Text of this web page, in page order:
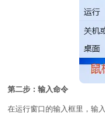
第二步：输入命令
在运行窗口的输入框里，输入